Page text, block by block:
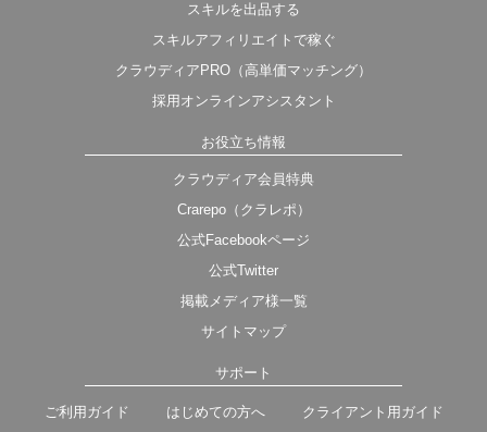
スキルを出品する
スキルアフィリエイトで稼ぐ
クラウディアPRO（高単価マッチング）
採用オンラインアシスタント
お役立ち情報
クラウディア会員特典
Crarepo（クラレポ）
公式Facebookページ
公式Twitter
掲載メディア様一覧
サイトマップ
サポート
ご利用ガイド はじめての方へ クライアント用ガイド